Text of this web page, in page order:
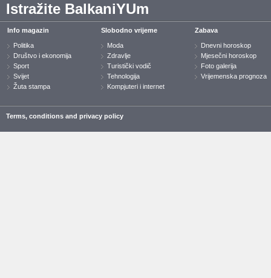
Istražite BalkaniYUm
Info magazin
Politika
Društvo i ekonomija
Sport
Svijet
Žuta stampa
Slobodno vrijeme
Moda
Zdravlje
Turistički vodič
Tehnologija
Kompjuteri i internet
Zabava
Dnevni horoskop
Mjesečni horoskop
Foto galerija
Vrijemenska prognoza
Terms, conditions and privacy policy